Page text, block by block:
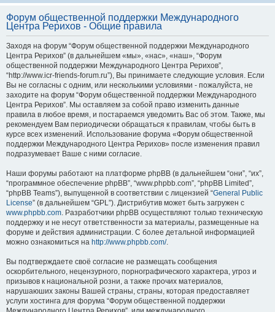
Форум общественной поддержки Международного
Центра Рерихов - Общие правила
Заходя на форум “Форум общественной поддержки Международного
Центра Рерихов” (в дальнейшем «мы», «нас», «наш», “Форум
общественной поддержки Международного Центра Рерихов”,
“http://www.icr-friends-forum.ru”), Вы принимаете следующие условия. Если
Вы не согласны с одним, или несколькими условиями - пожалуйста, не
заходите на форум “Форум общественной поддержки Международного
Центра Рерихов”. Мы оставляем за собой право изменить данные
правила в любое время, и постараемся уведомить Вас об этом. Также, мы
рекомендуем Вам периодически обращаться к правилам, чтобы быть в
курсе всех изменений. Использование форума «Форум общественной
поддержки Международного Центра Рерихов» после изменения правил
подразумевает Ваше с ними согласие.
Наши форумы работают на платформе phpBB (в дальнейшем “они”, “их”,
“программное обеспечение phpBB”, “www.phpbb.com”, “phpBB Limited”,
“phpBB Teams”), выпущенной в соответствии с лицензией “General Public
License” (в дальнейшем “GPL”). Дистрибутив может быть загружен с
www.phpbb.com. Разработчики phpBB осуществляют только техническую
поддержку и не несут ответственности за материалы, размещенные на
форуме и действия администрации. С более детальной информацией
можно ознакомиться на http://www.phpbb.com/.
Вы подтверждаете своё согласие не размещать сообщения
оскорбительного, нецензурного, порнографического характера, угроз и
призывов к национальной розни, а также прочих материалов,
нарушаюших законы Вашей страны, страны, которая предоставляет
услуги хостинга для форума “Форум общественной поддержки